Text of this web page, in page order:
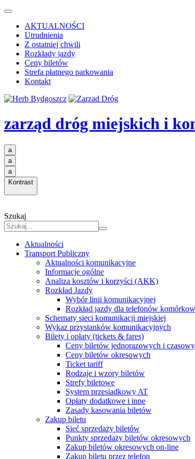
AKTUALNOŚCI
Utrudnienia
Z ostatniej chwili
Rozkłady jazdy
Ceny biletów
Strefa płatnego parkowania
Kontakt
zarząd dróg miejskich i
a
a
a
Kontrast
Szukaj
Aktualności
Transport Publiczny
Aktualności komunikacyjne
Informacje ogólne
Analiza kosztów i korzyści (AKK)
Rozkład Jazdy
Wybór linii komunikacyjnej
Rozkład jazdy dla telefonów
Schematy sieci komunikacji miejskiej
Wykaz przystanków komunikacyjnych
Bilety i opłaty (tickets & fares)
Ceny biletów jednorazowych i
Ceny biletów okresowych
Ticket tariff
Rodzaje i wzory biletów
Strefy biletowe
System przesiadkowy AT
Opłaty dodatkowe i inne
Zasady kasowania biletów
Zakup biletu
Sieć sprzedaży biletów
Punkty sprzedaży biletów okresowych
Zakup biletów okresowych on-line
Zakup biletu przez telefon